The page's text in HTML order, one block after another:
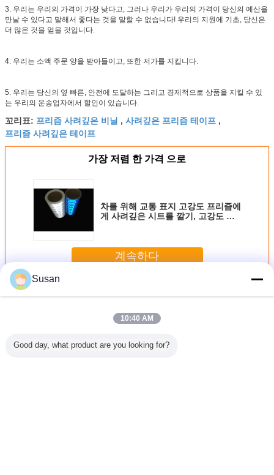
3. 우리는 우리의 가격이 가장 낮다고, 그러나 우리가 우리의 가격이 당신의 예산을
만날 수 있다고 말해서 좋다는 것을 말할 수 없습니다! 우리의 지원에 기초, 당신은
더 많은 것을 얻을 것입니다.
4. 우리는 소액 주문 양을 받아들이고, 또한 저가를 지킵니다.
5. 우리는 당신의 옆 빠른, 안전에 도달하는 그리고 경제적으로 상품을 지킬 수 있
는 우리의 운송업자에서 할인이 있습니다.
꼬리표: 프리즘 사려깊은 비닐 , 사려깊은 프리즘 테이프 ,
프리즘 사려깊은 테이프
가장 저렴 한 가격 으로
차를 위해 교통 표지 고강도 프리즘에
게 사려깊은 시트를 깔기, 고강도 프
계속하다
더 많은 것
Susan
10:40 AM
Good day, what product are you looking for?